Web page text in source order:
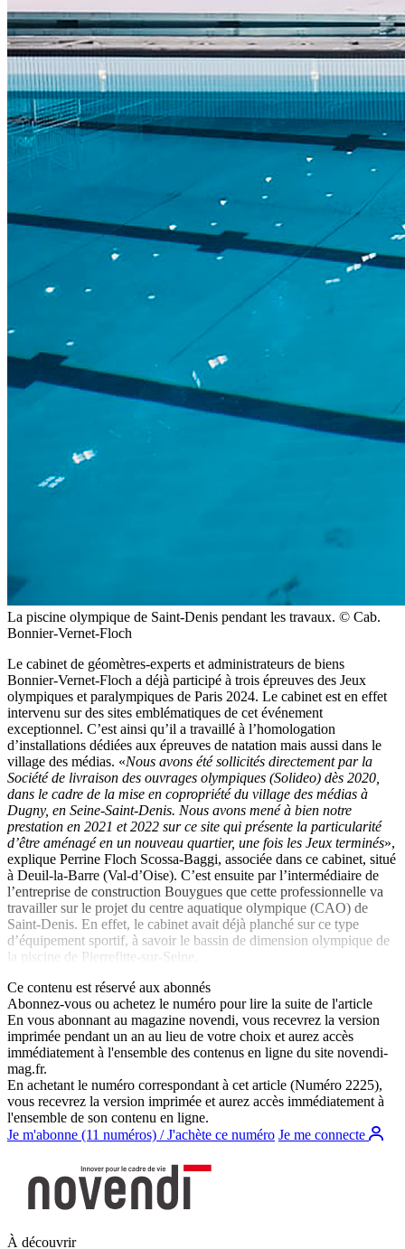
La piscine olympique de Saint-Denis pendant les travaux. © Cab.
Bonnier-Vernet-Floch
Le cabinet de géomètres-experts et administrateurs de biens
Bonnier-Vernet-Floch a déjà participé à trois épreuves des Jeux
olympiques et paralympiques de Paris 2024. Le cabinet est en effet
intervenu sur des sites emblématiques de cet événement
exceptionnel. C’est ainsi qu’il a travaillé à l’homologation
d’installations dédiées aux épreuves de natation mais aussi dans le
village des médias. «Nous avons été sollicités directement par la
Société de livraison des ouvrages olympiques (Solideo) dès 2020,
dans le cadre de la mise en copropriété du village des médias à
Dugny, en Seine-Saint-Denis. Nous avons mené à bien notre
prestation en 2021 et 2022 sur ce site qui présente la particularité
d’être aménagé en un nouveau quartier, une fois les Jeux terminés»,
explique Perrine Floch Scossa-Baggi, associée dans ce cabinet, situé
à Deuil-la-Barre (Val-d’Oise). C’est ensuite par l’intermédiaire de
l’entreprise de construction Bouygues que cette professionnelle va
travailler sur le projet du centre aquatique olympique (CAO) de
Saint-Denis. En effet, le cabinet avait déjà planché sur ce type
d’équipement sportif, à savoir le bassin de dimension olympique de
la piscine de Pierrefitte-sur-Seine.
Ce contenu est réservé aux abonnés
Abonnez-vous ou achetez le numéro pour lire la suite de l'article
En vous abonnant au magazine novendi, vous recevrez la version
imprimée pendant un an au lieu de votre choix et aurez accès
immédiatement à l'ensemble des contenus en ligne du site novendi-
mag.fr.
En achetant le numéro correspondant à cet article (Numéro 2225),
vous recevrez la version imprimée et aurez accès immédiatement à
l'ensemble de son contenu en ligne.
Je m'abonne (11 numéros) / J'achète ce numéro Je me connecte
À découvrir